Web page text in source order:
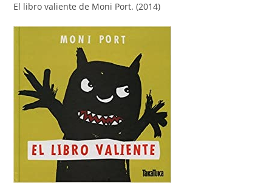
El libro valiente de Moni Port. (2014)